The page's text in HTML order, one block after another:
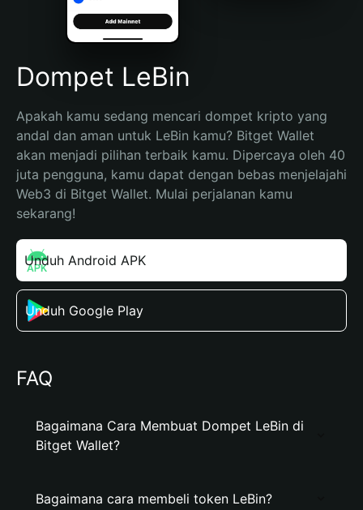
Português (Brasil)
Español (Argentina)
Dompet LeBin
Apakah kamu sedang mencari dompet kripto yang
andal dan aman untuk LeBin kamu? Bitget Wallet
akan menjadi pilihan terbaik kamu. Dipercaya oleh 40
juta pengguna, kamu dapat dengan bebas menjelajahi
Web3 di Bitget Wallet. Mulai perjalanan kamu
sekarang!
Unduh Android APK
Unduh Google Play
FAQ
Bagaimana Cara Membuat Dompet LeBin di
Bitget Wallet?
Bagaimana cara membeli token LeBin?